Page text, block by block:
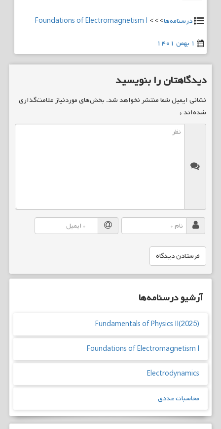
درسنامه‌ها>>>
Foundations of Electromagnetism I
۱ بهمن ۱۴۰۱
دیدگاهتان را بنویسید
نشانی ایمیل شما منتشر نخواهد شد. بخش‌های موردنیاز علامت‌گذاری
شده‌اند*
آرشیو درسنامه‌ها
Fundamentals of Physics II(2025)
Foundations of Electromagnetism I
Electrodynamics
محاسبات عددی